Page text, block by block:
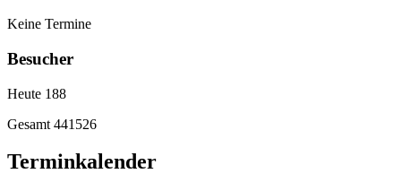
Keine Termine
Besucher
Heute 188
Gesamt 441526
Terminkalender